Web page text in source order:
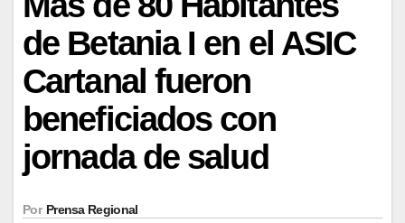
de Betania I en el ASIC
Cartanal fueron
beneficiados con
jornada de salud
Por Prensa Regional